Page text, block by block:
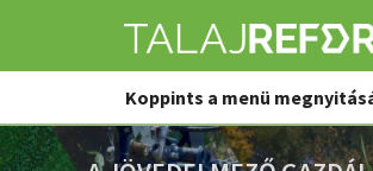
Koppints a menü